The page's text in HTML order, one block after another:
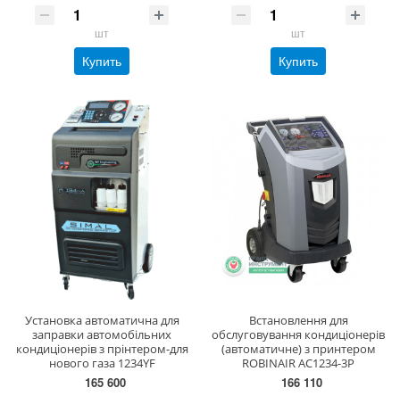
шт
Купить
шт
Купить
Установка автоматична для
заправки автомобiльних
кондицiонерiв з прінтером-для
нового газа 1234YF
165 600
Встановлення для
обслуговування кондиціонерів
(автоматичне) з принтером
ROBINAIR AC1234-3P
166 110